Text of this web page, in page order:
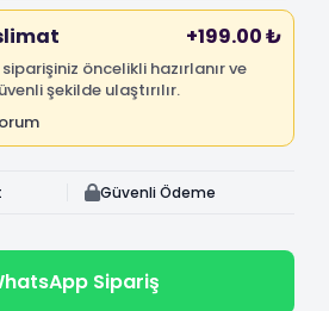
+199.00 ₺
öncelikli hazırlanır ve
şekilde ulaştırılır.
Güvenli Ödeme
Sipariş